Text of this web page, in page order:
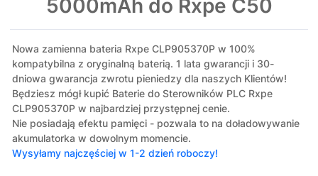
5000mAh do Rxpe C50
Nowa zamienna bateria Rxpe CLP905370P w 100%
kompatybilna z oryginalną baterią. 1 lata gwarancji i 30-
dniowa gwarancja zwrotu pieniedzy dla naszych Klientów!
Będziesz mógł kupić Baterie do Sterowników PLC Rxpe
CLP905370P w najbardziej przystępnej cenie.
Nie posiadają efektu pamięci - pozwala to na doładowywanie
akumulatorka w dowolnym momencie.
Wysyłamy najczęściej w 1-2 dzień roboczy!